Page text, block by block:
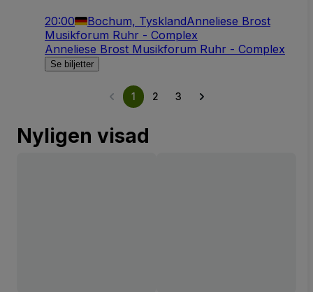
20:00 Bochum, TysklandAnneliese Brost
Musikforum Ruhr - Complex
Anneliese Brost Musikforum Ruhr - Complex
Se biljetter
1 2 3
Nyligen visad